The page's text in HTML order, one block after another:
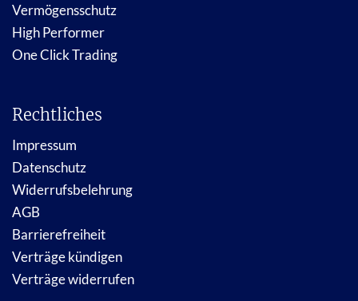
Vermögensschutz
High Performer
One Click Trading
Rechtliches
Impressum
Datenschutz
Widerrufsbelehrung
AGB
Barrierefreiheit
Verträge kündigen
Verträge widerrufen